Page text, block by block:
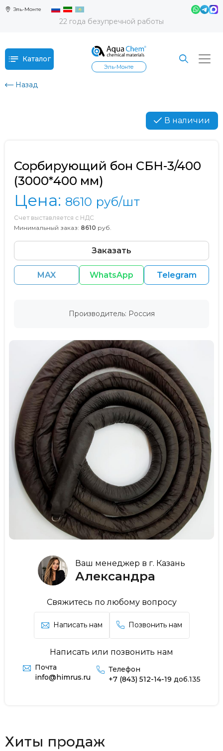
Эль-Монте
22 года безупречной работы
Каталог
Эль-Монте
Назад
В наличии
Ваш менеджер в г. Казань
Александра
Свяжитесь по любому вопросу
Написать нам Позвонить нам
Написать или позвонить нам
Почта
info@himrus.ru
Телефон
+7 (843) 512-14-19 доб.135
Сорбирующий бон СБН-3/400
(3000*400 мм)
Цена: 8610 руб/шт
Счет выставляется с НДС
Минимальный заказ: 8610 руб.
Заказать
MAX WhatsApp Telegram
Производитель: Россия
Хиты продаж